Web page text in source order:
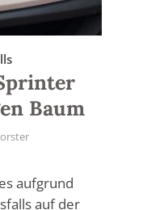
Baum
aufgrund
auf der